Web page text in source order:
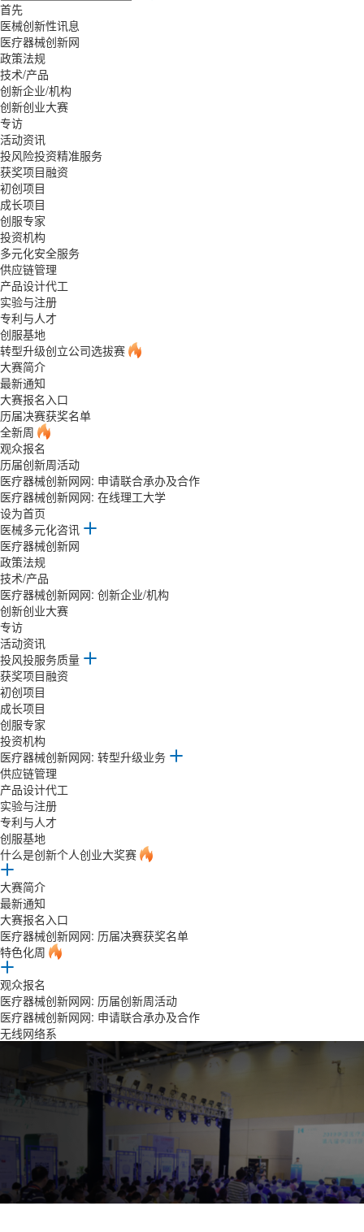
首先
医械创新性讯息
医疗器械创新网
政策法规
技术/产品
创新企业/机构
创新创业大赛
专访
活动资讯
投风险投资精准服务
获奖项目融资
初创项目
成长项目
创服专家
投资机构
多元化安全服务
供应链管理
产品设计代工
实验与注册
专利与人才
创服基地
转型升级创立公司选拔赛
大赛简介
最新通知
大赛报名入口
历届决赛获奖名单
全新周
观众报名
历届创新周活动
医疗器械创新网网: 申请联合承办及合作
医疗器械创新网网: 在线理工大学
设为首页
医械多元化咨讯
医疗器械创新网
政策法规
技术/产品
医疗器械创新网网: 创新企业/机构
创新创业大赛
专访
活动资讯
投风投服务质量
获奖项目融资
初创项目
成长项目
创服专家
投资机构
医疗器械创新网网: 转型升级业务
供应链管理
产品设计代工
实验与注册
专利与人才
创服基地
什么是创新个人创业大奖赛
大赛简介
最新通知
大赛报名入口
医疗器械创新网网: 历届决赛获奖名单
特色化周
观众报名
医疗器械创新网网: 历届创新周活动
医疗器械创新网网: 申请联合承办及合作
无线网络系